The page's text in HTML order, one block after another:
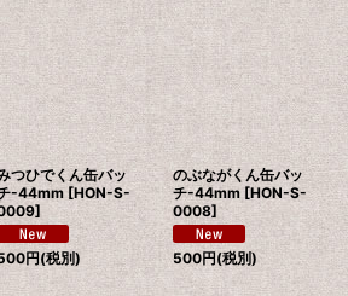
絞り込む
つひでくん缶バッ
-44mm [HON-S-
]
円(税別)
のぶながくん缶バッ
チ-44mm [HON-S-
0008]
500円(税別)